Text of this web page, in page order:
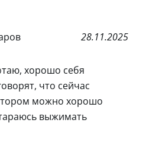
28.11.2025
хорошо себя
что сейчас
можно хорошо
выжимать